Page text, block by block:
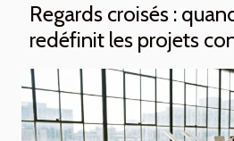
Regards croisés :
redéfinit les projets